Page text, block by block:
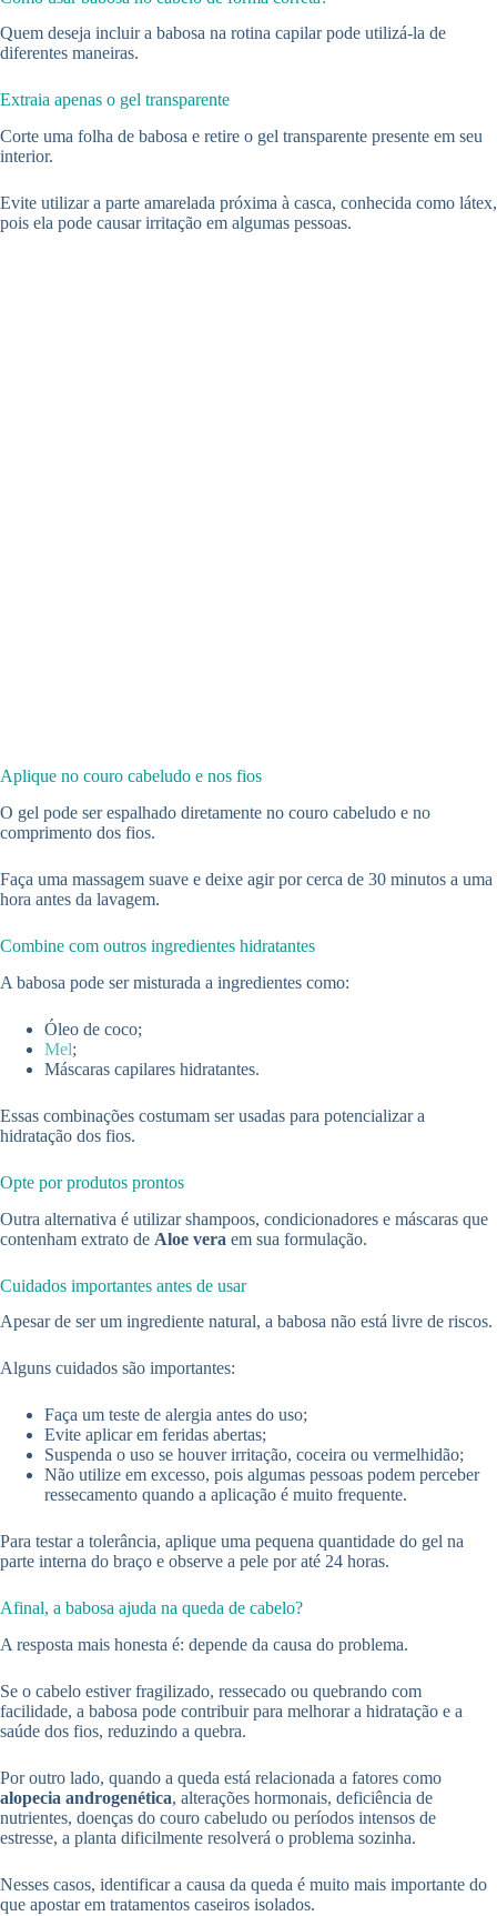
Quem deseja incluir a babosa na rotina capilar pode utilizá-la de
diferentes maneiras.
Extraia apenas o gel transparente
Corte uma folha de babosa e retire o gel transparente presente em seu
interior.
Evite utilizar a parte amarelada próxima à casca, conhecida como látex,
pois ela pode causar irritação em algumas pessoas.
Aplique no couro cabeludo e nos fios
O gel pode ser espalhado diretamente no couro cabeludo e no
comprimento dos fios.
Faça uma massagem suave e deixe agir por cerca de 30 minutos a uma
hora antes da lavagem.
Combine com outros ingredientes hidratantes
A babosa pode ser misturada a ingredientes como:
Óleo de coco;
Mel;
Máscaras capilares hidratantes.
Essas combinações costumam ser usadas para potencializar a
hidratação dos fios.
Opte por produtos prontos
Outra alternativa é utilizar shampoos, condicionadores e máscaras que
contenham extrato de Aloe vera em sua formulação.
Cuidados importantes antes de usar
Apesar de ser um ingrediente natural, a babosa não está livre de riscos.
Alguns cuidados são importantes:
Faça um teste de alergia antes do uso;
Evite aplicar em feridas abertas;
Suspenda o uso se houver irritação, coceira ou vermelhidão;
Não utilize em excesso, pois algumas pessoas podem perceber
ressecamento quando a aplicação é muito frequente.
Para testar a tolerância, aplique uma pequena quantidade do gel na
parte interna do braço e observe a pele por até 24 horas.
Afinal, a babosa ajuda na queda de cabelo?
A resposta mais honesta é: depende da causa do problema.
Se o cabelo estiver fragilizado, ressecado ou quebrando com
facilidade, a babosa pode contribuir para melhorar a hidratação e a
saúde dos fios, reduzindo a quebra.
Por outro lado, quando a queda está relacionada a fatores como
alopecia androgenética, alterações hormonais, deficiência de
nutrientes, doenças do couro cabeludo ou períodos intensos de
estresse, a planta dificilmente resolverá o problema sozinha.
Nesses casos, identificar a causa da queda é muito mais importante do
que apostar em tratamentos caseiros isolados.